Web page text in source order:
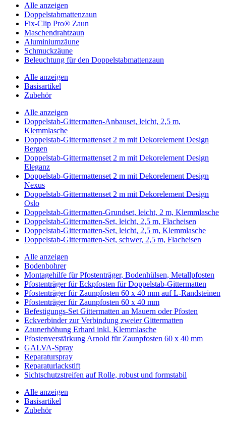
Alle anzeigen
Doppelstabmattenzaun
Fix-Clip Pro® Zaun
Maschendrahtzaun
Aluminiumzäune
Schmuckzäune
Beleuchtung für den Doppelstabmattenzaun
Alle anzeigen
Basisartikel
Zubehör
Alle anzeigen
Doppelstab-Gittermatten-Anbauset, leicht, 2,5 m,
Klemmlasche
Doppelstab-Gittermattenset 2 m mit Dekorelement Design
Bergen
Doppelstab-Gittermattenset 2 m mit Dekorelement Design
Eleganz
Doppelstab-Gittermattenset 2 m mit Dekorelement Design
Nexus
Doppelstab-Gittermattenset 2 m mit Dekorelement Design
Oslo
Doppelstab-Gittermatten-Grundset, leicht, 2 m, Klemmlasche
Doppelstab-Gittermatten-Set, leicht, 2,5 m, Flacheisen
Doppelstab-Gittermatten-Set, leicht, 2,5 m, Klemmlasche
Doppelstab-Gittermatten-Set, schwer, 2,5 m, Flacheisen
Alle anzeigen
Bodenbohrer
Montagehilfe für Pfostenträger, Bodenhülsen, Metallpfosten
Pfostenträger für Eckpfosten für Doppelstab-Gittermatten
Pfostenträger für Zaunpfosten 60 x 40 mm auf L-Randsteinen
Pfostenträger für Zaunpfosten 60 x 40 mm
Befestigungs-Set Gittermatten an Mauern oder Pfosten
Eckverbinder zur Verbindung zweier Gittermatten
Zaunerhöhung Erhard inkl. Klemmlasche
Pfostenverstärkung Arnold für Zaunpfosten 60 x 40 mm
GALVA-Spray
Reparaturspray
Reparaturlackstift
Sichtschutzstreifen auf Rolle, robust und formstabil
Alle anzeigen
Basisartikel
Zubehör